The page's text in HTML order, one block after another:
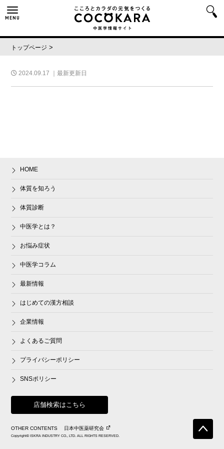
MENU
トップページ >
2024.09.17 ｜最新更新日
HOME
体質を知ろう
体質診断
中医学とは？
お悩み症状
中医学コラム
最新情報
はじめての漢方相談
企業情報
よくあるご質問
プライバシーポリシー
SNSポリシー
店舗検索はこちら
OTHER CONTENTS 日本中医薬研究会
Copyright© ISKRA INDUSTRY CO., LTD. ALL RIGHTS RESERVED.